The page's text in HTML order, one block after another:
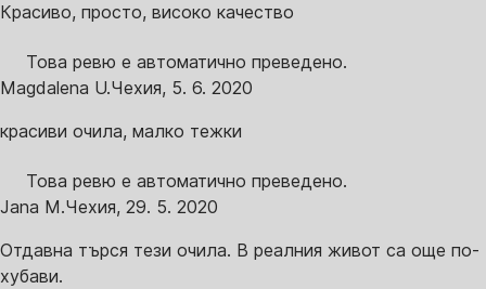
Красиво, просто, високо качество
Това ревю е автоматично преведено.
Magdalena U.Чехия, 5. 6. 2020
красиви очила, малко тежки
Това ревю е автоматично преведено.
Jana M.Чехия, 29. 5. 2020
Отдавна търся тези очила. В реалния живот са още по-
хубави.